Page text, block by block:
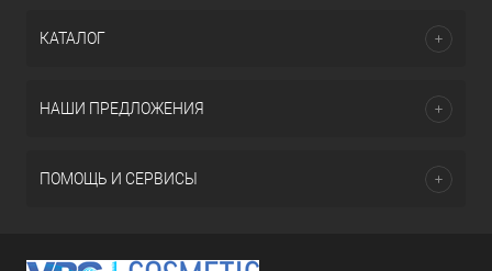
КАТАЛОГ
НАШИ ПРЕДЛОЖЕНИЯ
ПОМОЩЬ И СЕРВИСЫ